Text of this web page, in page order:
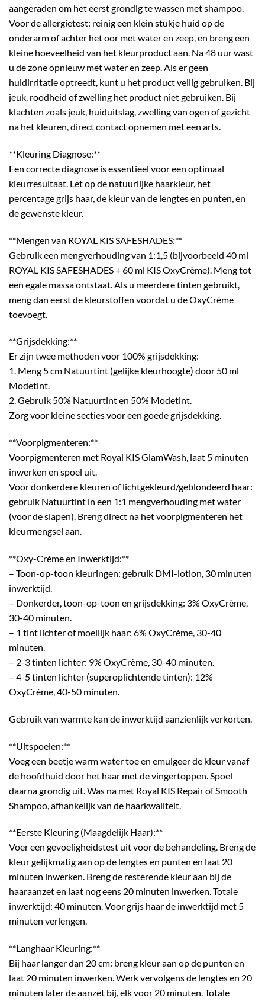
aangeraden om het eerst grondig te wassen met shampoo.
Voor de allergietest: reinig een klein stukje huid op de
onderarm of achter het oor met water en zeep, en breng een
kleine hoeveelheid van het kleurproduct aan. Na 48 uur wast
u de zone opnieuw met water en zeep. Als er geen
huidirritatie optreedt, kunt u het product veilig gebruiken. Bij
jeuk, roodheid of zwelling het product niet gebruiken. Bij
klachten zoals jeuk, huiduitslag, zwelling van ogen of gezicht
na het kleuren, direct contact opnemen met een arts.
**Kleuring Diagnose:**
Een correcte diagnose is essentieel voor een optimaal
kleurresultaat. Let op de natuurlijke haarkleur, het
percentage grijs haar, de kleur van de lengtes en punten, en
de gewenste kleur.
**Mengen van ROYAL KIS SAFESHADES:**
Gebruik een mengverhouding van 1:1,5 (bijvoorbeeld 40 ml
ROYAL KIS SAFESHADES + 60 ml KIS OxyCrème). Meng tot
een egale massa ontstaat. Als u meerdere tinten gebruikt,
meng dan eerst de kleurstoffen voordat u de OxyCrème
toevoegt.
**Grijsdekking:**
Er zijn twee methoden voor 100% grijsdekking:
1. Meng 5 cm Natuurtint (gelijke kleurhoogte) door 50 ml
Modetint.
2. Gebruik 50% Natuurtint en 50% Modetint.
Zorg voor kleine secties voor een goede grijsdekking.
**Voorpigmenteren:**
Voorpigmenteren met Royal KIS GlamWash, laat 5 minuten
inwerken en spoel uit.
Voor donkerdere kleuren of lichtgekleurd/geblondeerd haar:
gebruik Natuurtint in een 1:1 mengverhouding met water
(voor de slapen). Breng direct na het voorpigmenteren het
kleurmengsel aan.
**Oxy-Crème en Inwerktijd:**
– Toon-op-toon kleuringen: gebruik DMI-lotion, 30 minuten
inwerktijd.
– Donkerder, toon-op-toon en grijsdekking: 3% OxyCrème,
30-40 minuten.
– 1 tint lichter of moeilijk haar: 6% OxyCrème, 30-40
minuten.
– 2-3 tinten lichter: 9% OxyCrème, 30-40 minuten.
– 4-5 tinten lichter (superoplichtende tinten): 12%
OxyCrème, 40-50 minuten.
Gebruik van warmte kan de inwerktijd aanzienlijk verkorten.
**Uitspoelen:**
Voeg een beetje warm water toe en emulgeer de kleur vanaf
de hoofdhuid door het haar met de vingertoppen. Spoel
daarna grondig uit. Was na met Royal KIS Repair of Smooth
Shampoo, afhankelijk van de haarkwaliteit.
**Eerste Kleuring (Maagdelijk Haar):**
Voer een gevoeligheidstest uit voor de behandeling. Breng de
kleur gelijkmatig aan op de lengtes en punten en laat 20
minuten inwerken. Breng de resterende kleur aan bij de
haaraanzet en laat nog eens 20 minuten inwerken. Totale
inwerktijd: 40 minuten. Voor grijs haar de inwerktijd met 5
minuten verlengen.
**Langhaar Kleuring:**
Bij haar langer dan 20 cm: breng kleur aan op de punten en
laat 20 minuten inwerken. Werk vervolgens de lengtes en 20
minuten later de aanzet bij, elk voor 20 minuten. Totale